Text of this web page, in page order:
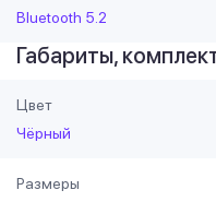
Bluetooth 5.2
Габариты,
Цвет
Чёрный
Размеры